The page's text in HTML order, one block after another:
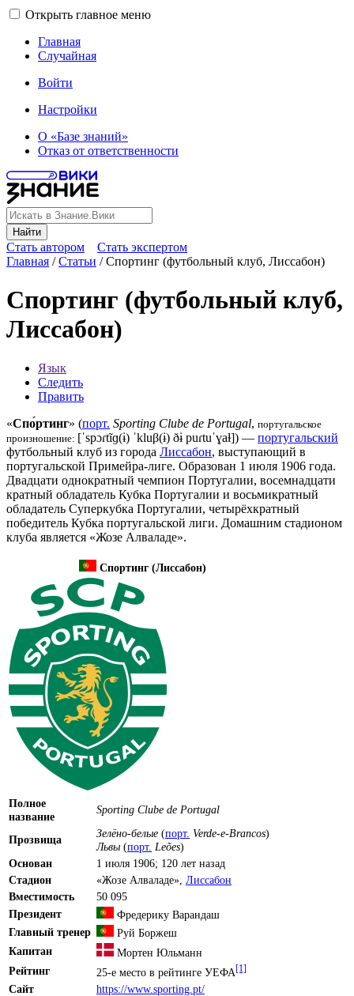
Открыть главное меню
Главная
Случайная
Войти
Настройки
О «Базе знаний»
Отказ от ответственности
Найти
Стать автором
Стать экспертом
Главная /Статьи /Спортинг (футбольный клуб, Лиссабон)
Спортинг (футбольный клуб,
Лиссабон)
Язык
Следить
Править
«Спо́ртинг» (порт. Sporting Clube de Portugal, португальское
произношение: [ˈspɔɾtĩɡ(ɨ) ˈkluβ(ɨ) ðɨ puɾtuˈɣaɫ]) — португальский
футбольный клуб из города Лиссабон, выступающий в
португальской Примейра-лиге. Образован 1 июля 1906 года.
Двадцати однократный чемпион Португалии, восемнадцати
кратный обладатель Кубка Португалии и восьмикратный
обладатель Суперкубка Португалии, четырёхкратный
победитель Кубка португальской лиги. Домашним стадионом
клуба является «Жозе Алваладе».
Спортинг (Лиссабон)
Полное
название
Sporting Clube de Portugal
Прозвища Зелёно-белые (порт. Verde-e-Brancos)
Львы (порт. Leões)
Основан
1 июля 1906; 120 лет назад
Стадион
«Жозе Алваладе», Лиссабон
Вместимость
50 095
Президент
Фредерику Варандаш
Главный тренер
Руй Боржеш
Капитан
Мортен Юльманн
Рейтинг
25-е место в рейтинге УЕФА[1]
Сайт
https://www.sporting.pt/